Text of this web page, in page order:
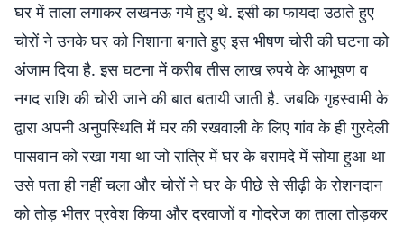
घर में ताला लगाकर लखनऊ गये हुए थे. इसी का फायदा उठाते हुए
चोरों ने उनके घर को निशाना बनाते हुए इस भीषण चोरी की घटना को
अंजाम दिया है. इस घटना में करीब तीस लाख रुपये के आभूषण व
नगद राशि की चोरी जाने की बात बतायी जाती है. जबकि गृहस्वामी के
द्वारा अपनी अनुपस्थिति में घर की रखवाली के लिए गांव के ही गुरदेली
पासवान को रखा गया था जो रात्रि में घर के बरामदे में सोया हुआ था
उसे पता ही नहीं चला और चोरों ने घर के पीछे से सीढ़ी के रोशनदान
को तोड़ भीतर प्रवेश किया और दरवाजों व गोदरेज का ताला तोड़कर